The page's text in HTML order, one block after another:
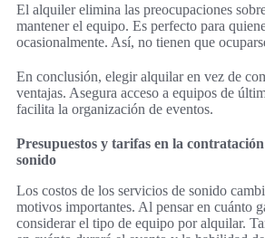
El alquiler elimina las preocupaciones
mantener el equipo. Es perfecto para
ocasionalmente. Así, no tienen que
En conclusión, elegir alquilar en vez de
ventajas. Asegura acceso a equipos de
facilita la organización de eventos.
Presupuestos y tarifas en la
sonido
Los costos de los servicios de sonido
motivos importantes. Al pensar en cuánto
considerar el tipo de equipo por alquilar.